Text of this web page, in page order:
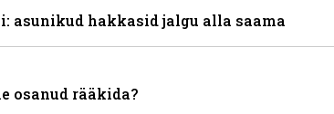
asunikud hakkasid jalgu alla saama
osanud rääkida?